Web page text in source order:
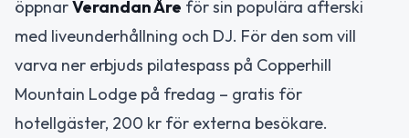
öppnarVerandan Åre för sin populära afterski
med liveunderhållning och DJ. För den som vill
varva ner erbjuds pilatespass på Copperhill
Mountain Lodge på fredag – gratis för
hotellgäster, 200 kr för externa besökare.